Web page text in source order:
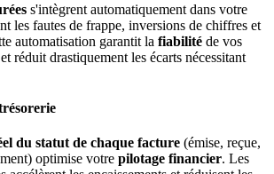
s'intègrent automatiquement dans votre
les fautes de frappe, inversions de chiffres et
automatisation garantit la fiabilité de vos
réduit drastiquement les écarts nécessitant
du statut de chaque facture (émise, reçue,
optimise votre pilotage financier. Les